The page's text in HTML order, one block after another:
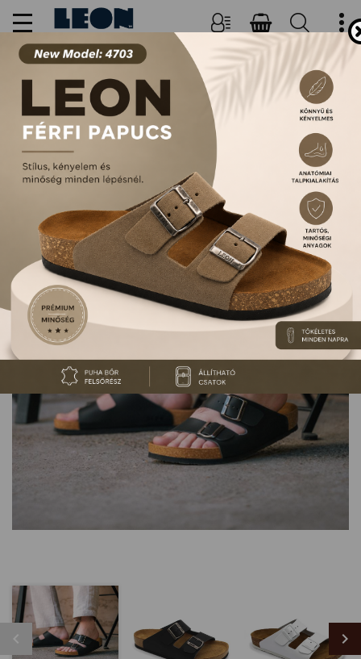
NŐI, FÉRFI PAPUCSOK ÉS
SZANDÁLOK